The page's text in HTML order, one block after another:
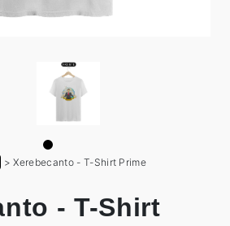
> Xerebecanto - T-Shirt Prime
- T-Shirt